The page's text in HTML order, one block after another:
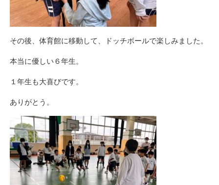
その後、体育館に移動して、ドッチボールで楽しみました。
本当に優しい６年生。
１年生も大喜びです。
ありがとう。